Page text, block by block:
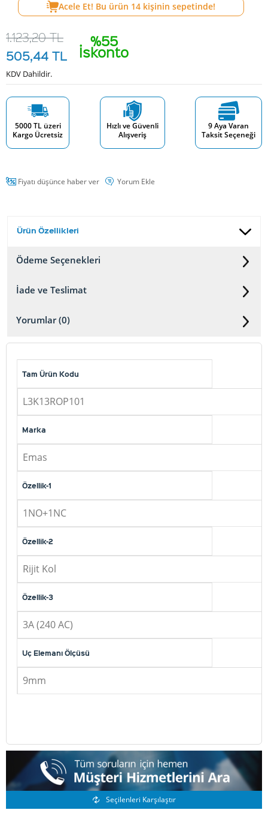
Acele Et! Bu ürün 14 kişinin sepetinde!
%55
İskonto
1.123,20TL
505,44 TL
KDV Dahildir.
5000 TL üzeri
Kargo Ücretsiz
Hızlı ve Güvenli
Alışveriş
9 Aya Varan
Taksit Seçeneği
Fiyatı düşünce haber ver Yorum Ekle
Ürün Özellikleri
Ödeme Seçenekleri
İade ve Teslimat
Yorumlar (0)
Tam Ürün Kodu
L3K13ROP101
Marka
Emas
Özellik-1
1NO+1NC
Özellik-2
Rijit Kol
Özellik-3
3A (240 AC)
Uç Elemanı Ölçüsü
9mm
Benzer Ürünler
Seçilenleri Karşılaştır